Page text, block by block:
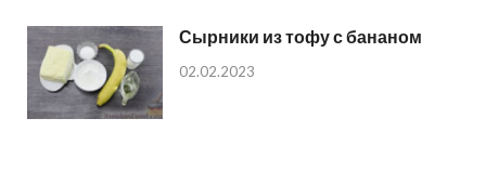
Сырники из тофу с бананом
02.02.2023